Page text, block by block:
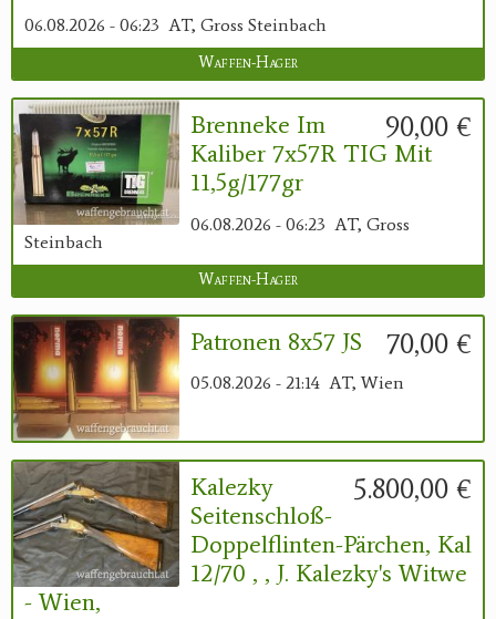
06.08.2026 - 06:23 AT, Gross Steinbach
Waffen-Hager
90,00 €
Brenneke Im
Kaliber 7x57R TIG Mit
11,5g/177gr
06.08.2026 - 06:23 AT, Gross
Steinbach
Waffen-Hager
70,00 €
Patronen 8x57 JS
05.08.2026 - 21:14 AT, Wien
5.800,00 €
Kalezky
Seitenschloß-
Doppelflinten-Pärchen, Kal
12/70 , , J. Kalezky's Witwe
- Wien,